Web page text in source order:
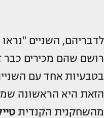
לדבריהם, השניים "נראו
רושם שהם מכירים כבר
בטבעיות אחד עם
הזאת היא הראשונה
מהשחקנית הקנדית